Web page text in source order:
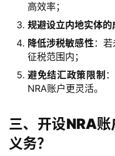
高效率；
规避设立内地实体
降低涉税敏感性：若
征税范围内；
避免结汇政策限制
NRA账户更灵活。
三、开设NRA
义务？